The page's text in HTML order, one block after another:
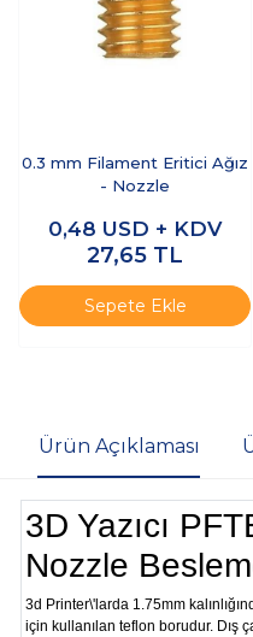
0.3 mm Filament Eritici Ağız
- Nozzle
0,48 USD + KDV
27,65 TL
Sepete Ekle
Ürün Açıklaması
3D Yazıcı
Nozzle
3d Printer\'larda 1.75mm
için kullanılan teflon borudur. Dış